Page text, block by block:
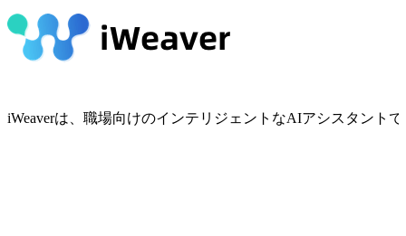
iWeaverは、職場向けのインテリジェントなAIアシスタント